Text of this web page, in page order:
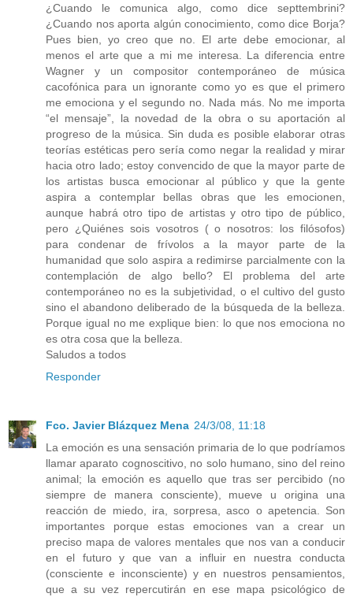
¿Cuando le comunica algo, como dice septtembrini?
¿Cuando nos aporta algún conocimiento, como dice Borja?
Pues bien, yo creo que no. El arte debe emocionar, al
menos el arte que a mi me interesa. La diferencia entre
Wagner y un compositor contemporáneo de música
cacofónica para un ignorante como yo es que el primero
me emociona y el segundo no. Nada más. No me importa
“el mensaje”, la novedad de la obra o su aportación al
progreso de la música. Sin duda es posible elaborar otras
teorías estéticas pero sería como negar la realidad y mirar
hacia otro lado; estoy convencido de que la mayor parte de
los artistas busca emocionar al público y que la gente
aspira a contemplar bellas obras que les emocionen,
aunque habrá otro tipo de artistas y otro tipo de público,
pero ¿Quiénes sois vosotros ( o nosotros: los filósofos)
para condenar de frívolos a la mayor parte de la
humanidad que solo aspira a redimirse parcialmente con la
contemplación de algo bello? El problema del arte
contemporáneo no es la subjetividad, o el cultivo del gusto
sino el abandono deliberado de la búsqueda de la belleza.
Porque igual no me explique bien: lo que nos emociona no
es otra cosa que la belleza.
Saludos a todos
Responder
Fco. Javier Blázquez Mena 24/3/08, 11:18
La emoción es una sensación primaria de lo que podríamos
llamar aparato cognoscitivo, no solo humano, sino del reino
animal; la emoción es aquello que tras ser percibido (no
siempre de manera consciente), mueve u origina una
reacción de miedo, ira, sorpresa, asco o apetencia. Son
importantes porque estas emociones van a crear un
preciso mapa de valores mentales que nos van a conducir
en el futuro y que van a influir en nuestra conducta
(consciente e inconsciente) y en nuestros pensamientos,
que a su vez repercutirán en ese mapa psicológico de